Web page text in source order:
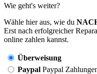
Wie geht's weiter?
Wähle hier aus, wie du
Erst nach erfolgreicher
online zahlen kannst.
Überweisung
Paypal Paypal